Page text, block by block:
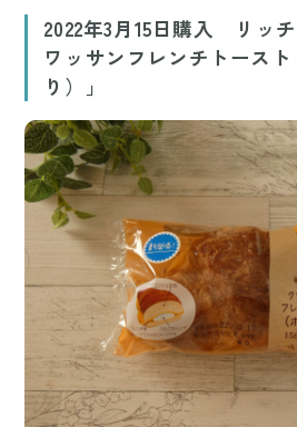
2022年3月15日購入 リッ
ワッサンフレンチトース
り）」